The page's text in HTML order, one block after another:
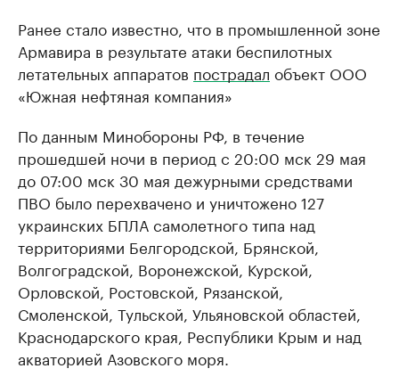
Ранее стало известно, что в промышленной зоне
Армавира в результате атаки беспилотных
летательных аппаратов пострадал объект ООО
«Южная нефтяная компания»
По данным Минобороны РФ, в течение
прошедшей ночи в период с 20:00 мск 29 мая
до 07:00 мск 30 мая дежурными средствами
ПВО было перехвачено и уничтожено 127
украинских БПЛА самолетного типа над
территориями Белгородской, Брянской,
Волгоградской, Воронежской, Курской,
Орловской, Ростовской, Рязанской,
Смоленской, Тульской, Ульяновской областей,
Краснодарского края, Республики Крым и над
акваторией Азовского моря.